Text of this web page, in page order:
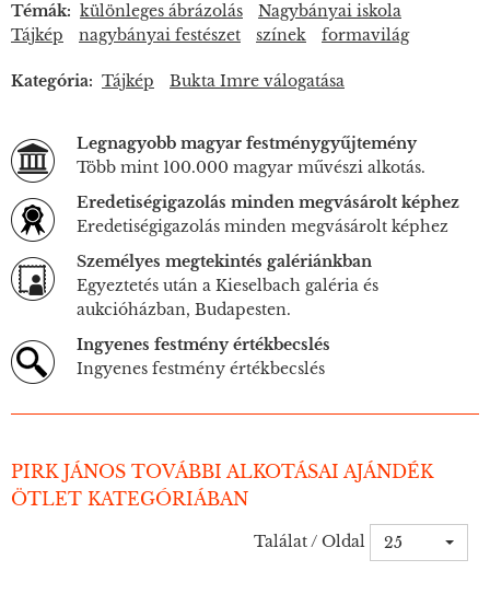
Témák: különleges ábrázolás
Nagybányai iskola
Tájkép
nagybányai festészet színek formavilág
Kategória: Tájkép Bukta Imre válogatása
Legnagyobb magyar festménygyűjtemény
Több mint 100.000 magyar művészi alkotás.
Eredetiségigazolás minden megvásárolt képhez
Eredetiségigazolás minden megvásárolt képhez
Személyes megtekintés galériánkban
Egyeztetés után a Kieselbach galéria és
aukcióházban, Budapesten.
Ingyenes festmény értékbecslés
Ingyenes festmény értékbecslés
PIRK JÁNOS TOVÁBBI ALKOTÁSAI AJÁNDÉK
ÖTLET KATEGÓRIÁBAN
Találat / Oldal 25